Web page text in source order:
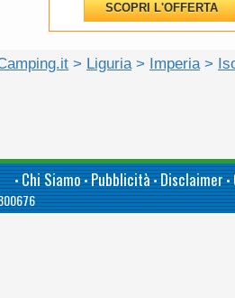
SCOPRI L'OFFERTA
> Liguria > Imperia >
•Chi Siamo•Pubblicità•Disclaimer•